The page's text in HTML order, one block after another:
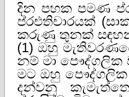
දින පහක පමණ
ප්රඑතිචාරයක්
කරුණු තුනක්
(1) ඔහු
නම් මා පෞද්ගලික
මට ඔහු පෞද්ගලික
දන්වනු